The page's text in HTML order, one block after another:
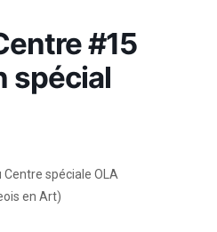
#15
spécial
spéciale OLA
en Art)